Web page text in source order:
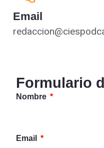
Email
Formulario
Nombre
Email